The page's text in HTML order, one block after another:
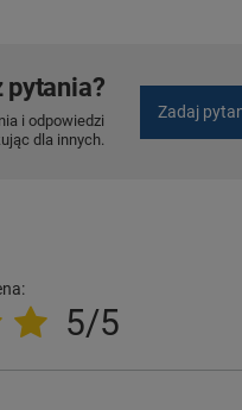
pytania?
i odpowiedzi
dla innych.
Zadaj
5/5